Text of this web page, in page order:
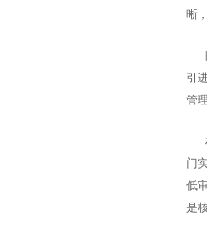
晰
引
管
林
门
低
是